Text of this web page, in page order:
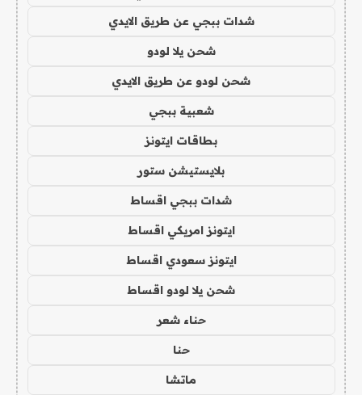
شدات ببجي عن طريق الايدي
شحن يلا لودو
شحن لودو عن طريق الايدي
شعبية ببجي
بطاقات ايتونز
بلايستيشن ستور
شدات ببجي اقساط
ايتونز امريكي اقساط
ايتونز سعودي اقساط
شحن يلا لودو اقساط
حناء شعر
حنا
ماتشا